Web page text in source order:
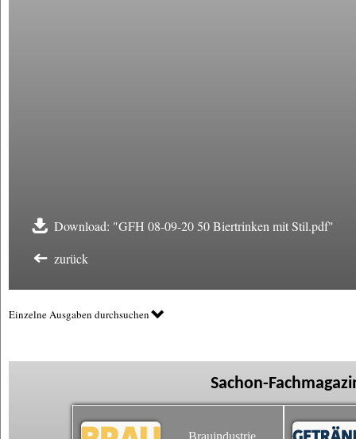
Download: "GFH 08-09-20 50 Biertrinken mit Stil.pdf"
zurück
Einzelne Ausgaben durchsuchen
Sachon-
Brauindustrie